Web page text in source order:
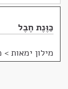
כַּוֶּנֶת חֶבֶל
מילון ימאות >